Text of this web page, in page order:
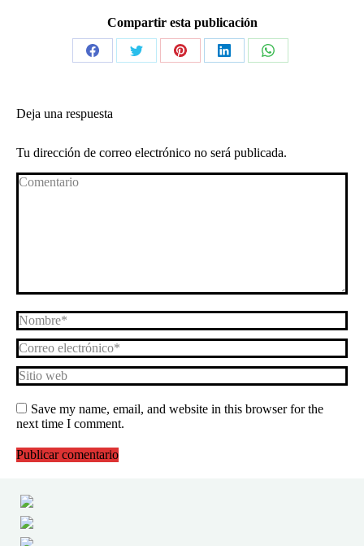
Compartir esta publicación
Share
Facebook
Share
Share
Share
Share
Deja una respuesta
Tu dirección de correo electrónico no será publicada.
Comentario
Nombre *
Correo electrónico *
Sitio web
Save my name, email, and website in this browser for the
next time I comment.
Publicar comentario